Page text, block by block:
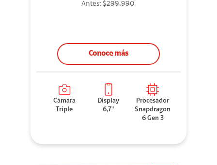
Antes: $299.990
Conoce más
Cámara
Triple
Display
6,7"
Procesador
Snapdragon
6 Gen 3